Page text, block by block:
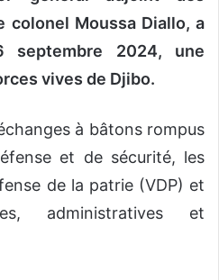
colonel Moussa Diallo, a
septembre 2024, une
vives de Djibo.
à bâtons rompus
et de sécurité, les
de la patrie (VDP) et
administratives et